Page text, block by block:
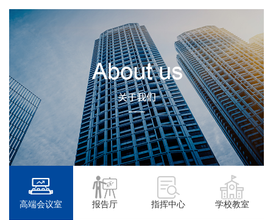
高端会议室 报告厅 指挥中心 学校教室